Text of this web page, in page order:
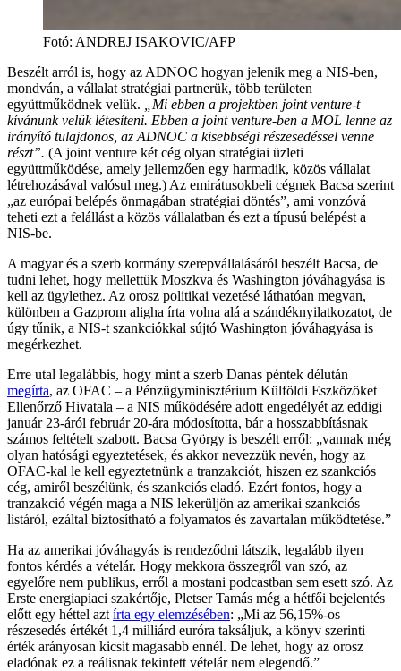
Fotó: ANDREJ ISAKOVIC/AFP
Beszélt arról is, hogy az ADNOC hogyan jelenik meg a NIS-ben,
mondván, a vállalat stratégiai partnerük, több területen
együttműködnek velük.
„Mi ebben a projektben joint venture-t
kívánunk velük létesíteni. Ebben a joint venture-ben a MOL lenne az
irányító tulajdonos, az ADNOC a kisebbségi részesedéssel venne
részt”. (A joint venture két cég olyan stratégiai üzleti
együttműködése, amely jellemzően egy harmadik, közös vállalat
létrehozásával valósul meg.) Az emirátusokbeli cégnek Bacsa szerint
„az európai belépés önmagában stratégiai döntés”, ami vonzóvá
teheti ezt a felállást a közös vállalatban és ezt a típusú belépést a
NIS-be.
A magyar és a szerb kormány szerepvállalásáról beszélt Bacsa, de
tudni lehet, hogy mellettük Moszkva és Washington jóváhagyása is
kell az ügylethez. Az orosz politikai vezetésé láthatóan megvan,
különben a Gazprom aligha írta volna alá a szándéknyilatkozatot, de
úgy tűnik, a NIS-t szankciókkal sújtó Washington jóváhagyása is
megérkezhet.
Erre utal legalábbis, hogy mint a szerb Danas péntek délután
megírta, az OFAC – a Pénzügyminisztérium Külföldi Eszközöket
Ellenőrző Hivatala – a NIS működésére adott engedélyét az eddigi
január 23-áról február 20-ára módosította, bár a hosszabbításnak
számos feltételt szabott. Bacsa György is beszélt erről: „vannak még
olyan hatósági egyeztetések, és akkor nevezzük nevén, hogy az
OFAC-kal le kell egyeztetnünk a tranzakciót, hiszen ez szankciós
cég, amiről beszélünk, és szankciós eladó. Ezért fontos, hogy a
tranzakció végén maga a NIS lekerüljön az amerikai szankciós
listáról, ezáltal biztosítható a folyamatos és zavartalan működtetése.”
Ha az amerikai jóváhagyás is rendeződni látszik, legalább ilyen
fontos kérdés a vételár. Hogy mekkora összegről van szó, az
egyelőre nem publikus, erről a mostani podcastban sem esett szó. Az
Erste energiapiaci szakértője, Pletser Tamás még a hétfői bejelentés
előtt egy héttel azt írta egy elemzésében: „Mi az 56,15%-os
részesedés értékét 1,4 milliárd euróra taksáljuk, a könyv szerinti
érték arányosan kicsit magasabb ennél. De lehet, hogy az orosz
eladónak ez a reálisnak tekintett vételár nem elegendő.”